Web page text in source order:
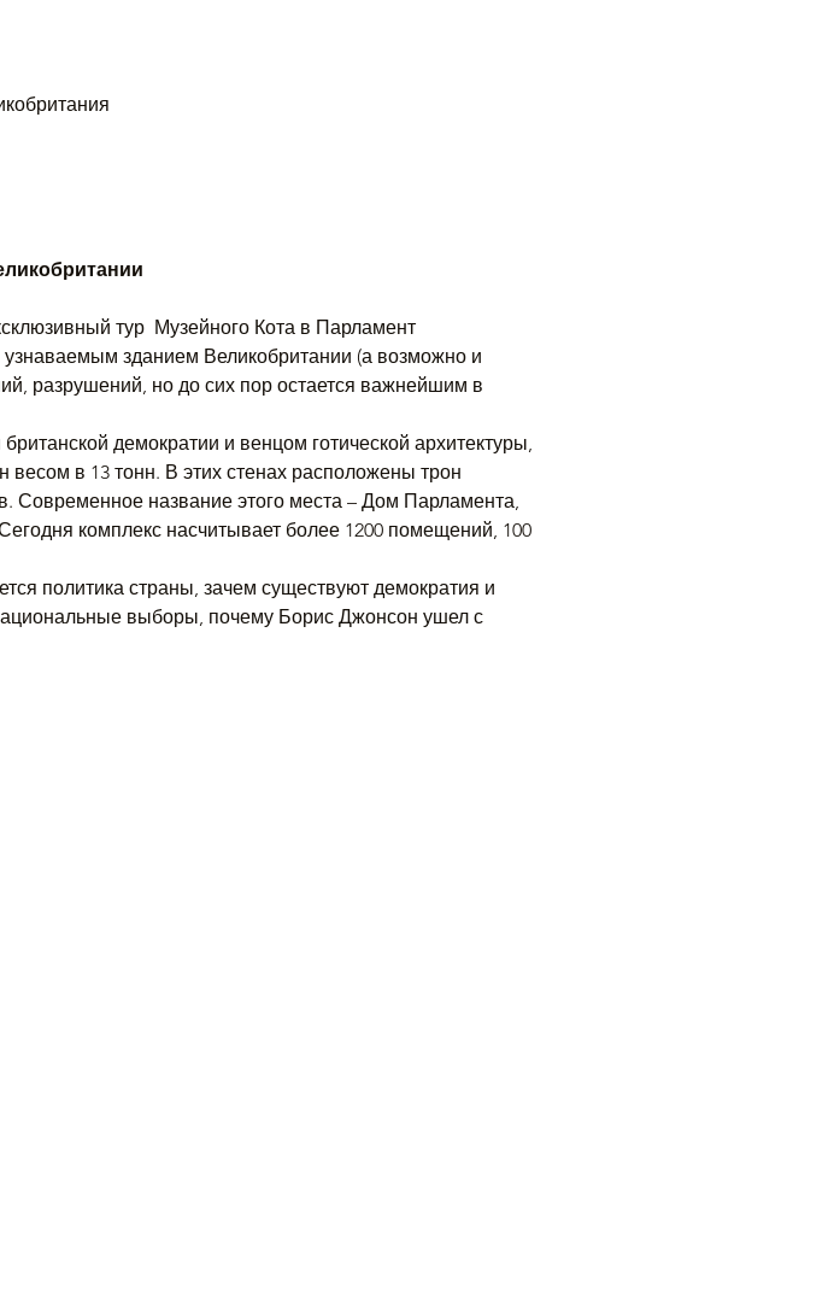
тур  Музейного Кота в Парламент
зданием Великобритании (а возможно и
разрушений, но до сих пор остается важнейшим в
демократии и венцом готической архитектуры,
в 13 тонн. В этих стенах расположены трон
Современное название этого места – Дом Парламента,
комплекс насчитывает более 1200 помещений, 100
политика страны, зачем существуют демократия и
выборы, почему Борис Джонсон ушел с